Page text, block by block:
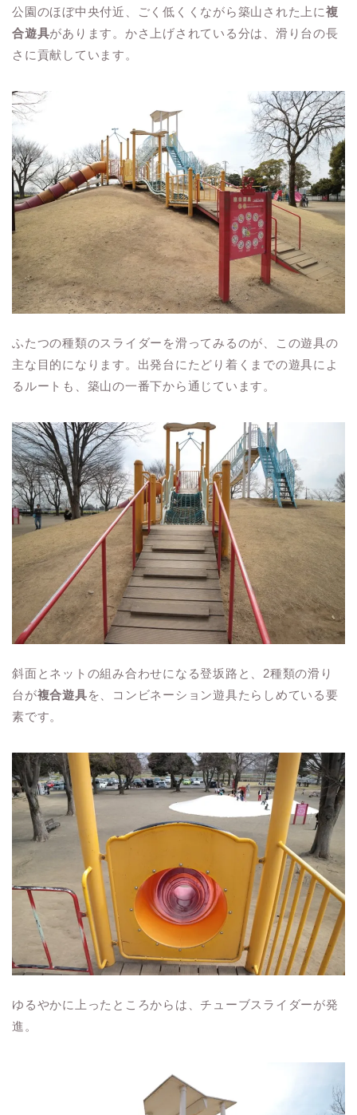
公園のほぼ中央付近、ごく低くくながら築山された上に複
合遊具があります。かさ上げされている分は、滑り台の長
さに貢献しています。
ふたつの種類のスライダーを滑ってみるのが、この遊具の
主な目的になります。出発台にたどり着くまでの遊具によ
るルートも、築山の一番下から通じています。
斜面とネットの組み合わせになる登坂路と、2種類の滑り
台が複合遊具を、コンビネーション遊具たらしめている要
素です。
ゆるやかに上ったところからは、チューブスライダーが発
進。